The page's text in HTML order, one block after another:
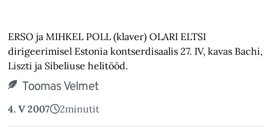
ERSO ja MIHKEL POLL (klaver) OLARI ELTSI
dirigeerimisel Estonia kontserdisaalis 27. IV, kavas Bachi,
Liszti ja Sibeliuse helitööd.
Toomas Velmet
4. V 2007 2minutit